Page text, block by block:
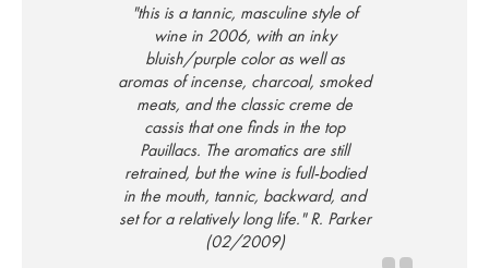
"this is a tannic, masculine style of
wine in 2006, with an inky
bluish/purple color as well as
aromas of incense, charcoal, smoked
meats, and the classic creme de
cassis that one finds in the top
Pauillacs. The aromatics are still
retrained, but the wine is full-bodied
in the mouth, tannic, backward, and
set for a relatively long life." R. Parker
(02/2009)